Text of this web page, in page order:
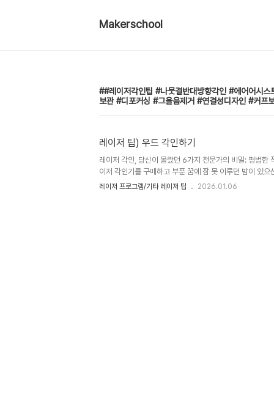
Makerschool
#레이저각인팁 #나뭇결반대방향각인 #에어어시
보관 #디포커싱 #그을음제거 #연결성디자인 #커프
레이저 팁) 우드 각인하기
레이저 각인, 당신이 몰랐던 6가지 전문가의 비밀: 평범한
이저 각인기를 구매하고 부푼 꿈에 잠 못 이루던 밤이 있으
보면 어딘가 모르게 아쉬운 결과물에 실망했던 경험도 있으
는 놀라운 경험을 하게 될 것입니다
레이저 프로그램/기타 레이저 팁 2026.01.06